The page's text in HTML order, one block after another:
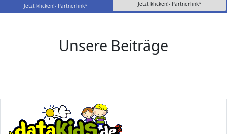
Jetzt klicken!- Partnerlink* Jetzt klicken!- Partnerlink*
Unsere Beiträge